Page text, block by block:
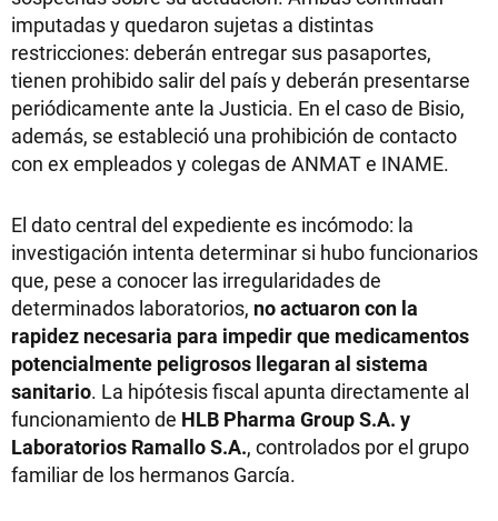
imputadas y quedaron sujetas a distintas
restricciones: deberán entregar sus pasaportes,
tienen prohibido salir del país y deberán presentarse
periódicamente ante la Justicia. En el caso de Bisio,
además, se estableció una prohibición de contacto
con ex empleados y colegas de ANMAT e INAME.
El dato central del expediente es incómodo: la
investigación intenta determinar si hubo funcionarios
que, pese a conocer las irregularidades de
determinados laboratorios, no actuaron con la
rapidez necesaria para impedir que medicamentos
potencialmente peligrosos llegaran al sistema
sanitario. La hipótesis fiscal apunta directamente al
funcionamiento de HLB Pharma Group S.A. y
Laboratorios Ramallo S.A., controlados por el grupo
familiar de los hermanos García.